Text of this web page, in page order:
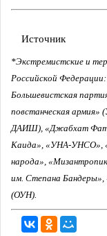
Источник
*Экстремистские и
Российской
Большевистская
повстанческая
ДАИШ), «Джабхат
Каида», «УНА-УНСО»,
народа»,
им. Степана Бандеры»,
(ОУН).